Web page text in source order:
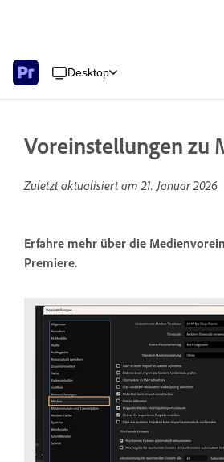
Desktop
Voreinstellungen zu
Zuletzt aktualisiert am21. Januar 2026
Erfahre mehr über die
Premiere.